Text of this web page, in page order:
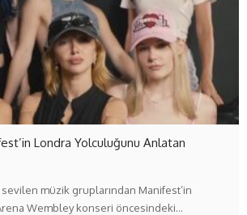
Londra Yolculuğunu Anlatan
müzik gruplarından Manifest’in
Wembley konseri öncesindeki…